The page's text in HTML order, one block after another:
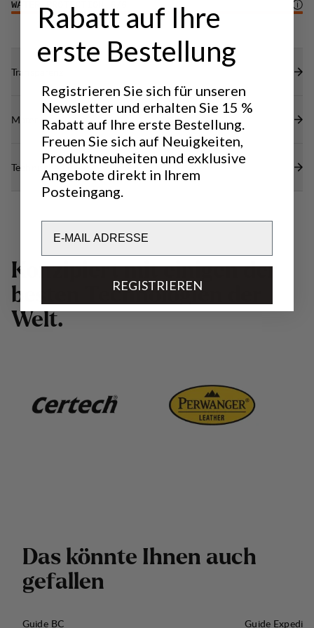
WATER PROTECTION
Transparenz
Materialien
Technische Daten
K nzipiert mit einigen der
b
chnologie
Welt.
Das könnte Ihnen auch
gefallen
Guide BC
Guide
Rabatt auf Ihre
erste Bestellung
Registrieren Sie sich für unseren
Newsletter und erhalten Sie 15 %
Rabatt auf Ihre erste Bestellung.
Freuen Sie sich auf Neuigkeiten,
Produktneuheiten und exklusive
Angebote direkt in Ihrem
Posteingang.
REGISTRIEREN